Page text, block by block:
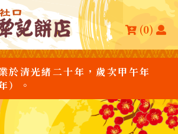
(0)
於清光緒二十年，歲次甲午年
）。